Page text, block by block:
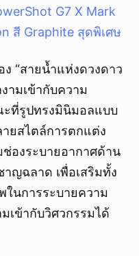
G7 X Mark
สี Graphite สุดพิเศษ
“สายน้ำแห่งดวงดาว
ามเข้ากับความ
ะที่รูปทรงมินิมอลแบบ
ยสไตล์การตกแต่ง
องระบายอากาศด้าน
ญฉลาด เพื่อเสริมทั้ง
ในการระบายความ
เข้ากับวิศวกรรมได้